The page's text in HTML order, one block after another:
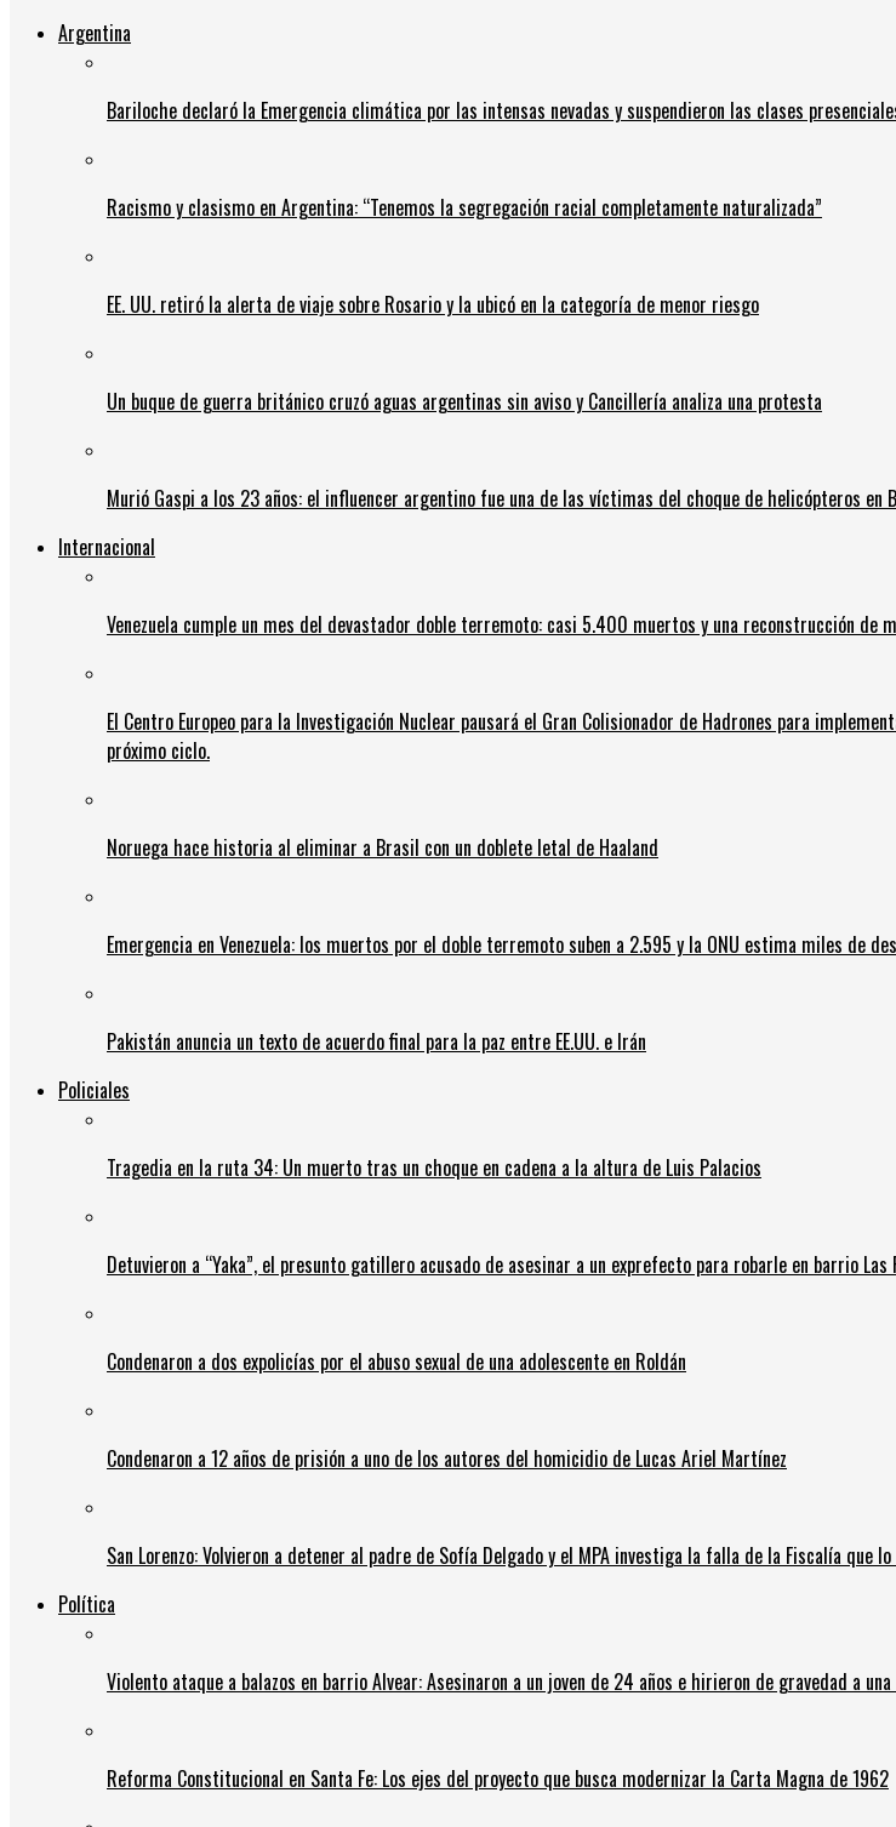
Argentina
Bariloche declaró la Emergencia climática por las intensas nevadas y suspendieron las clases
Racismo y clasismo en Argentina: “Tenemos la segregación racial completamente naturalizada”
EE. UU. retiró la alerta de viaje sobre Rosario y la ubicó en la categoría de menor riesgo
Un buque de guerra británico cruzó aguas argentinas sin aviso y Cancillería analiza una protesta
Murió Gaspi a los 23 años: el influencer argentino fue una de las víctimas del choque de helicópteros en
Internacional
Venezuela cumple un mes del devastador doble terremoto: casi 5.400 muertos y una reconstrucción de
El Centro Europeo para la Investigación Nuclear pausará el Gran Colisionador de Hadrones para
próximo ciclo.
Noruega hace historia al eliminar a Brasil con un doblete letal de Haaland
Emergencia en Venezuela: los muertos por el doble terremoto suben a 2.595 y la ONU estima miles de
Pakistán anuncia un texto de acuerdo final para la paz entre EE.UU. e Irán
Policiales
Tragedia en la ruta 34: Un muerto tras un choque en cadena a la altura de Luis Palacios
Detuvieron a “Yaka”, el presunto gatillero acusado de asesinar a un exprefecto para robarle en barrio Las
Condenaron a dos expolicías por el abuso sexual de una adolescente en Roldán
Condenaron a 12 años de prisión a uno de los autores del homicidio de Lucas Ariel Martínez
San Lorenzo: Volvieron a detener al padre de Sofía Delgado y el MPA investiga la falla de la Fiscalía que
Política
Violento ataque a balazos en barrio Alvear: Asesinaron a un joven de 24 años e hirieron de gravedad a
Reforma Constitucional en Santa Fe: Los ejes del proyecto que busca modernizar la Carta Magna de 1962